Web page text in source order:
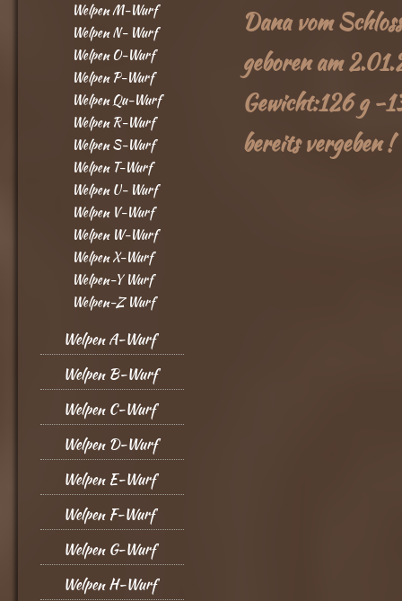
Welpen M-Wurf
Welpen N- Wurf
Welpen O-Wurf
Welpen P-Wurf
Welpen Qu-Wurf
Welpen R-Wurf
Welpen S-Wurf
Welpen T-Wurf
Welpen U- Wurf
Welpen V-Wurf
Welpen W-Wurf
Welpen X-Wurf
Welpen-Y Wurf
Welpen-Z Wurf
Welpen A-Wurf
Welpen B-Wurf
Welpen C-Wurf
Welpen D-Wurf
Welpen E-Wurf
Welpen F-Wurf
Welpen G-Wurf
Welpen H-Wurf
Dana vom
geboren am
Gewicht:126 g -
bereits vergeben !